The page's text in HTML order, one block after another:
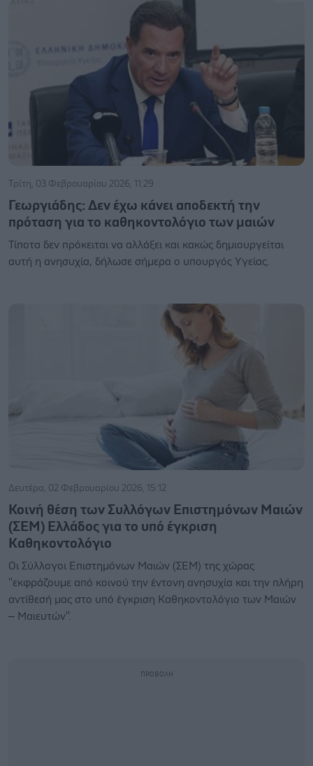
Τρίτη, 03 Φεβρουαρίου 2026, 11:29
Γεωργιάδης: Δεν έχω κάνει αποδεκτή την
πρόταση για το καθηκοντολόγιο των μαιών
Τίποτα δεν πρόκειται να αλλάξει και κακώς δημιουργείται
αυτή η ανησυχία, δήλωσε σήμερα ο υπουργός Υγείας.
Δευτέρα, 02 Φεβρουαρίου 2026, 15:12
Κοινή θέση των Συλλόγων Επιστημόνων Μαιών
(ΣΕΜ) Ελλάδος για το υπό έγκριση
Καθηκοντολόγιο
Οι Σύλλογοι Επιστημόνων Μαιών (ΣΕΜ) της χώρας
''εκφράζουμε από κοινού την έντονη ανησυχία και την πλήρη
αντίθεσή μας στο υπό έγκριση Καθηκοντολόγιο των Μαιών
– Μαιευτών''.